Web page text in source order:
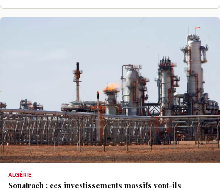
ALGÉRIE
Sonatrach : ces investissements massifs vont-ils